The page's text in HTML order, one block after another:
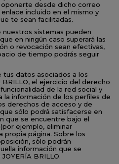
desde dicho correo
incluido en el mismo y
te sean facilitadas.
sistemas pueden
en ningún caso superará las
o revocación sean efectivas,
de tiempo podrás seguir
tus datos asociados a los
BRILLO, el ejercicio del derecho
de la red social y
la información de los perfiles de
derechos de acceso y de
sólo podrá́ satisfacerse en
que se encuentre bajo el
ejemplo, eliminar
propia página. Sobre los
sólo podrán
información que se
BRILLO.